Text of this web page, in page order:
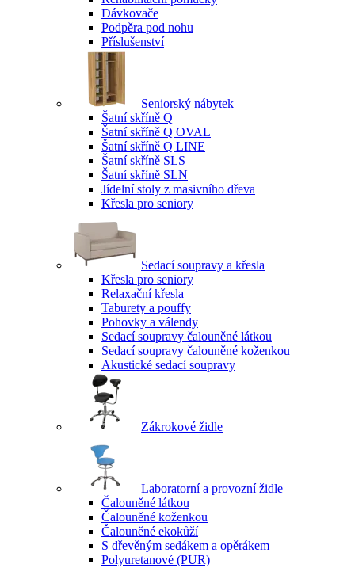
Dávkovače
Podpěra pod nohu
Příslušenství
Seniorský nábytek
Šatní skříně Q
Šatní skříně Q OVAL
Šatní skříně Q LINE
Šatní skříně SLS
Šatní skříně SLN
Jídelní stoly z masivního dřeva
Křesla pro seniory
Sedací soupravy a křesla
Křesla pro seniory
Relaxační křesla
Taburety a pouffy
Pohovky a válendy
Sedací soupravy čalouněné látkou
Sedací soupravy čalouněné koženkou
Akustické sedací soupravy
Zákrokové židle
Laboratorní a provozní židle
Čalouněné látkou
Čalouněné koženkou
Čalouněné ekokůží
S dřevěným sedákem a opěrákem
Polyuretanové (PUR)